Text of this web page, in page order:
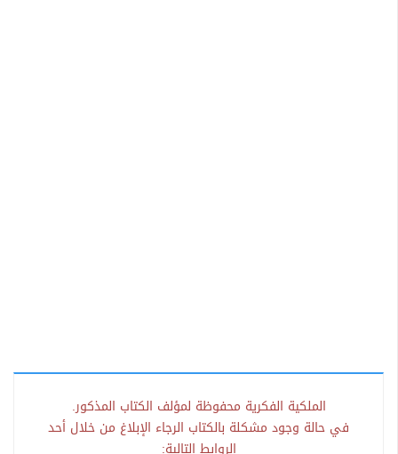
الملكية الفكرية محفوظة لمؤلف الكتاب المذكور.
في حالة وجود مشكلة بالكتاب الرجاء الإبلاغ من خلال أحد